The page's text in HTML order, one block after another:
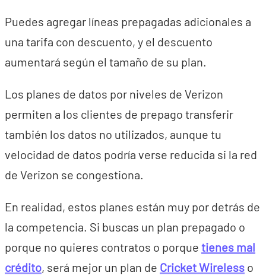
Puedes agregar líneas prepagadas adicionales a
una tarifa con descuento, y el descuento
aumentará según el tamaño de su plan.
Los planes de datos por niveles de Verizon
permiten a los clientes de prepago transferir
también los datos no utilizados, aunque tu
velocidad de datos podría verse reducida si la red
de Verizon se congestiona.
En realidad, estos planes están muy por detrás de
la competencia. Si buscas un plan prepagado o
porque no quieres contratos o porque tienes mal
crédito, será mejor un plan de Cricket Wireless o